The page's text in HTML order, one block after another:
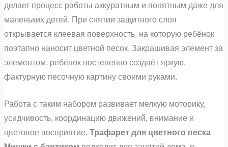
делает процесс работы аккуратным и понятным даже для
маленьких детей. При снятии защитного слоя
открывается клеевая поверхность, на которую ребёнок
поэтапно наносит цветной песок. Закрашивая элемент за
элементом, ребёнок постепенно создаёт яркую,
фактурную песочную картину своими руками.
Работа с таким набором развивает мелкую моторику,
усидчивость, координацию движений, внимание и
цветовое восприятие.Трафарет для цветного песка